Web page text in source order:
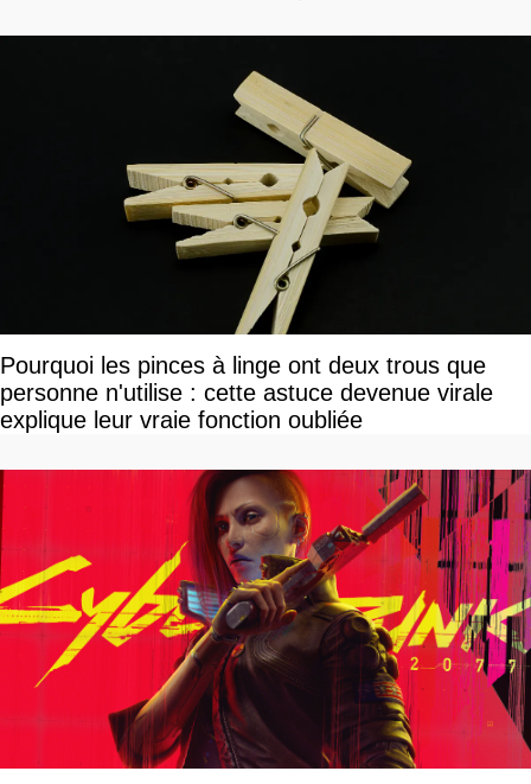
Pourquoi les pinces à linge ont deux trous que
personne n'utilise : cette astuce devenue virale
explique leur vraie fonction oubliée